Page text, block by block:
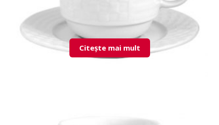
Citește mai mult